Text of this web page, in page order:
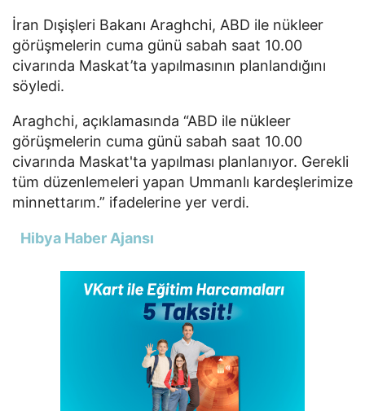
İran Dışişleri Bakanı Araghchi, ABD ile nükleer
görüşmelerin cuma günü sabah saat 10.00
civarında Maskat’ta yapılmasının planlandığını
söyledi.
Araghchi, açıklamasında “ABD ile nükleer
görüşmelerin cuma günü sabah saat 10.00
civarında Maskat'ta yapılması planlanıyor. Gerekli
tüm düzenlemeleri yapan Ummanlı kardeşlerimize
minnettarım.” ifadelerine yer verdi.
Hibya Haber Ajansı